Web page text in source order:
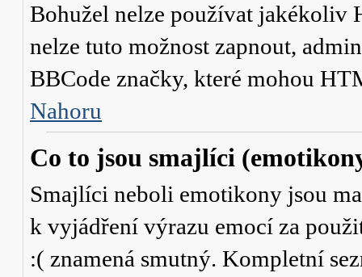
Bohužel nelze používat jakékoliv
nelze tuto možnost zapnout,
BBCode značky, které mohou
Nahoru
Co to jsou smajlíci
Smajlíci neboli emotikony jsou
k vyjádření výrazu emocí za
:( znamená smutný. Kompletní